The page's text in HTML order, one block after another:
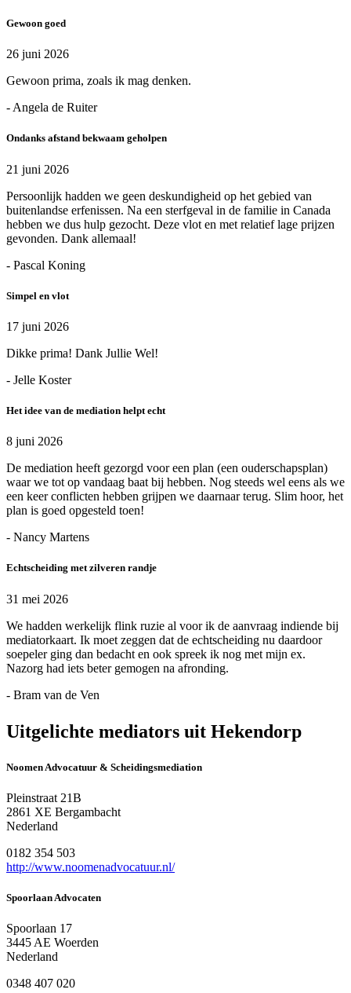
Gewoon goed
26 juni 2026
Gewoon prima, zoals ik mag denken.
- Angela de Ruiter
Ondanks afstand bekwaam geholpen
21 juni 2026
Persoonlijk hadden we geen deskundigheid op het gebied van
buitenlandse erfenissen. Na een sterfgeval in de familie in Canada
hebben we dus hulp gezocht. Deze vlot en met relatief lage prijzen
gevonden. Dank allemaal!
- Pascal Koning
Simpel en vlot
17 juni 2026
Dikke prima! Dank Jullie Wel!
- Jelle Koster
Het idee van de mediation helpt echt
8 juni 2026
De mediation heeft gezorgd voor een plan (een ouderschapsplan)
waar we tot op vandaag baat bij hebben. Nog steeds wel eens als we
een keer conflicten hebben grijpen we daarnaar terug. Slim hoor, het
plan is goed opgesteld toen!
- Nancy Martens
Echtscheiding met zilveren randje
31 mei 2026
We hadden werkelijk flink ruzie al voor ik de aanvraag indiende bij
mediatorkaart. Ik moet zeggen dat de echtscheiding nu daardoor
soepeler ging dan bedacht en ook spreek ik nog met mijn ex.
Nazorg had iets beter gemogen na afronding.
- Bram van de Ven
Uitgelichte mediators uit Hekendorp
Noomen Advocatuur & Scheidingsmediation
Pleinstraat 21B
2861 XE Bergambacht
Nederland
0182 354 503
http://www.noomenadvocatuur.nl/
Spoorlaan Advocaten
Spoorlaan 17
3445 AE Woerden
Nederland
0348 407 020